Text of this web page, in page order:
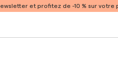
et profitez de -10 % sur votre